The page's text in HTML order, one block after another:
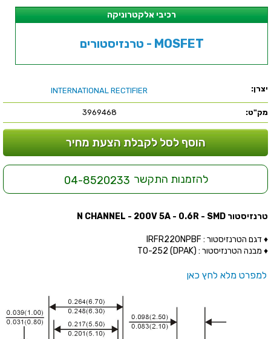
רכיבי אלקטרוניקה
טרנזיסטורים - MOSFET
יצרן: INTERNATIONAL RECTIFIER
מק"ט: 3969468
הוסף לסל לקבלת הצעת מחיר
להזמנות התקשר 04-8520233
טרנזיסטור N CHANNEL - 200V 5A - 0.6R - SMD
♦ דגם הטרנזיסטור : IRFR220NPBF
♦ מבנה הטרנזיסטור : (TO-252 (DPAK
למפרט מלא לחץ כאן